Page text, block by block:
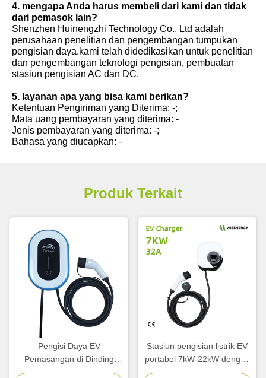
4. mengapa Anda harus membeli dari kami dan tidak
dari pemasok lain?
Shenzhen Huinengzhi Technology Co., Ltd adalah
perusahaan penelitian dan pengembangan tumpukan
pengisian daya.kami telah didedikasikan untuk penelitian
dan pengembangan teknologi pengisian, pembuatan
stasiun pengisian AC dan DC.
5. layanan apa yang bisa kami berikan?
Ketentuan Pengiriman yang Diterima: -;
Mata uang pembayaran yang diterima: -
Jenis pembayaran yang diterima: -;
Bahasa yang diucapkan: -
Produk Terkait
Pengisi Daya EV
Pemasangan di Dinding
Fase Tunggal 7kW 32A
Stasiun pengisian listrik EV
portabel 7kW-22kW dengan
remote control APP dan